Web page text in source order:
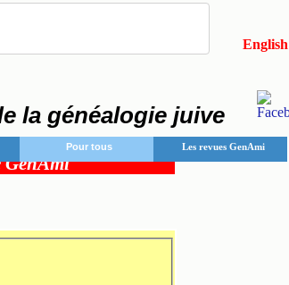
English
la généalogie juive
Pour tous Les revues GenAmi
GenAmi